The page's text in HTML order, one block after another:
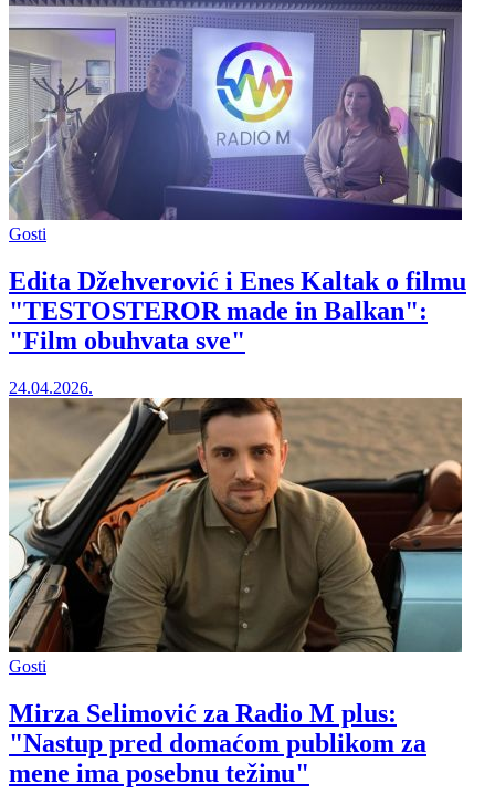
Gosti
Edita Džehverović i Enes Kaltak o filmu
"TESTOSTEROR made in Balkan":
"Film obuhvata sve"
24.04.2026.
Gosti
Mirza Selimović za Radio M plus:
"Nastup pred domaćom publikom za
mene ima posebnu težinu"